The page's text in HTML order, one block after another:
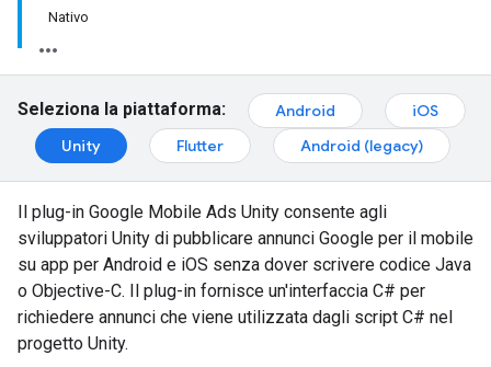
Nativo
Seleziona la piattaforma: Android
iOS
Unity
Flutter Android (legacy)
Il plug-in Google Mobile Ads Unity consente agli
sviluppatori Unity di pubblicare annunci Google per il mobile
su app per Android e iOS senza dover scrivere codice Java
o Objective-C. Il plug-in fornisce un'interfaccia C# per
richiedere annunci che viene utilizzata dagli script C# nel
progetto Unity.